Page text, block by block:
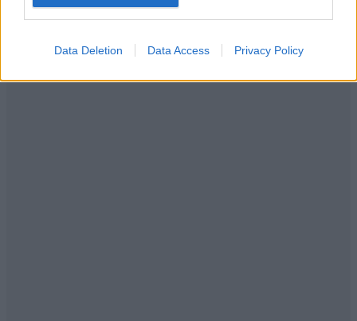
Data Deletion Data Access Privacy Policy